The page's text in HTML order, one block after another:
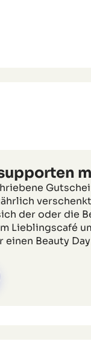
der oder die
Lieblingscafé
einen Beauty